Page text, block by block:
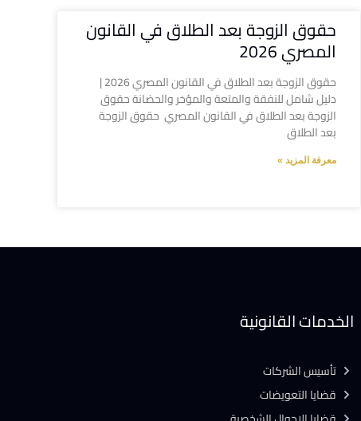
حقوق الزوجة بعد الطلاق في القانون
المصري 2026
حقوق الزوجة بعد الطلاق في القانون المصري 2026 |
دليل شامل للنفقة والمتعة والمؤخر والحضانة حقوق
الزوجة بعد الطلاق في القانون المصري حقوق الزوجة
بعد الطلاق
معرفة المزيد »
الخدمات القانونية
تأسيس الشركات
قضايا التعويضات